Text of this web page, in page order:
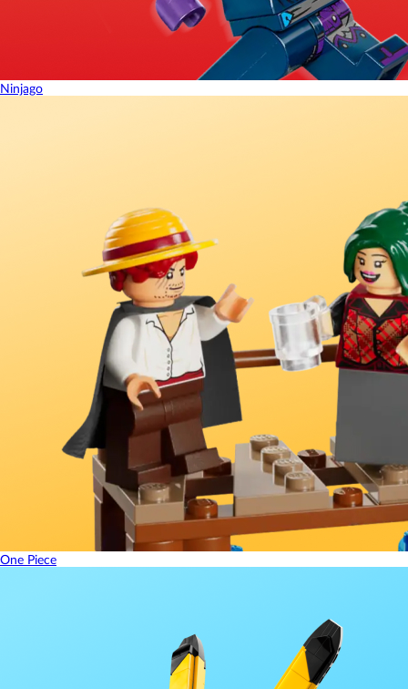
Ninjago
One Piece